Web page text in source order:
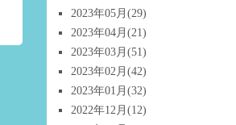
2023年05月 (29)
2023年04月 (21)
2023年03月 (51)
2023年02月 (42)
2023年01月 (32)
2022年12月 (12)